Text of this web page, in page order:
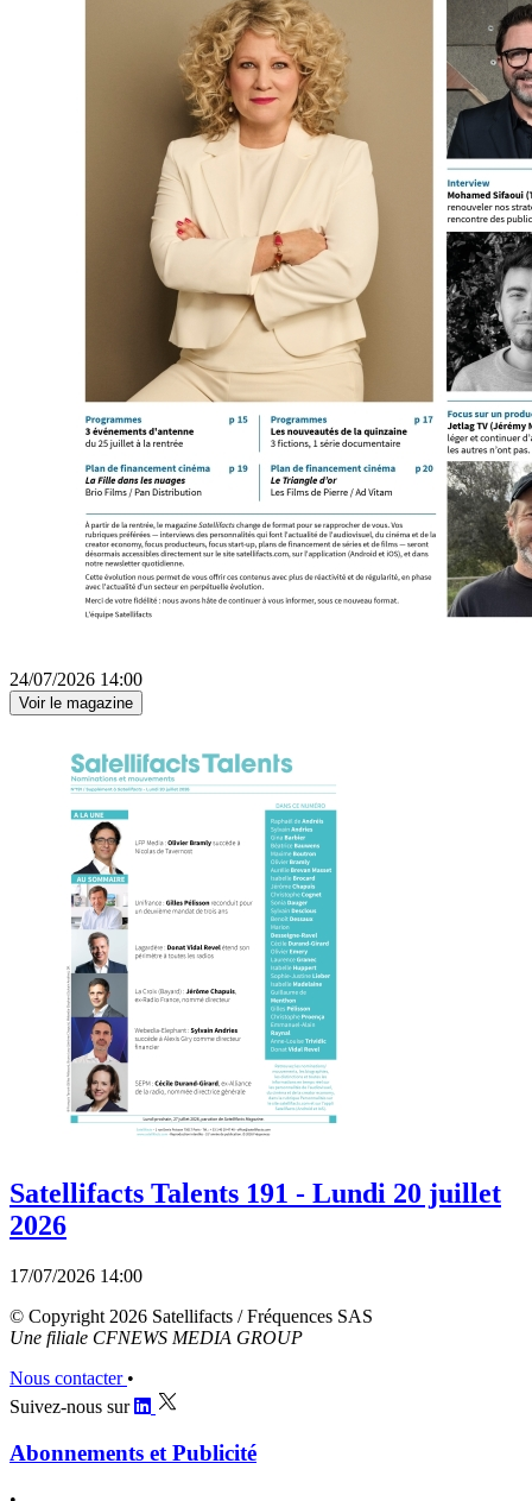
24/07/2026 14:00
Voir le magazine
Satellifacts Talents 191 - Lundi 20 juillet
2026
17/07/2026 14:00
© Copyright 2026 Satellifacts / Fréquences SAS
Une filiale CFNEWS MEDIA GROUP
Nous contacter •
Suivez-nous sur
Abonnements et Publicité